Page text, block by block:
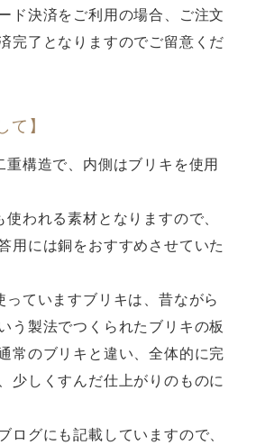
ド決済をご利用の場合、ご注文
完了となりますのでご留意くだ
て】
重構造で、内側はブリキを使用
われる素材となりますので、
用には銅をおすすめさせていた
っていますブリキは、昔ながら
う製法でつくられたブリキの板
常のブリキと違い、全体的に完
少しくすんだ仕上がりのものに
ログにも記載していますので、